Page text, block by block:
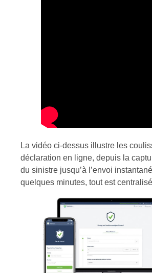
La vidéo ci-dessus illustre les
déclaration en ligne, depuis la
du sinistre jusqu’à l’envoi
quelques minutes, tout est